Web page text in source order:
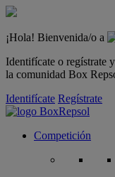
¡Hola! Bienvenida/o a
Identifícate o regístrate
la comunidad Box
Identifícate Regístrate
Competición